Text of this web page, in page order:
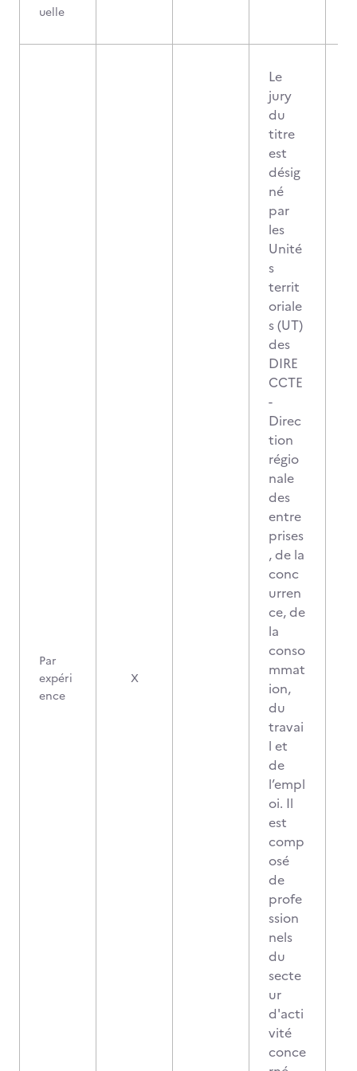
uelle
Par
expéri
ence
X
Le
jury
du
titre
est
désig
né
par
les
Unité
s
territ
oriale
s (UT)
des
DIRE
CCTE
-
Direc
tion
régio
nale
des
entre
prises
, de la
conc
urren
ce, de
la
conso
mmat
ion,
du
travai
l et
de
l’empl
oi. Il
est
comp
osé
de
profe
ssion
nels
du
secte
ur
d'acti
vité
conce